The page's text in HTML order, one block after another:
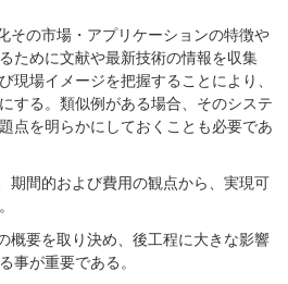
その市場・アプリケーションの特徴や
ために文献や最新技術の情報を収集
現場イメージを把握することにより、
する。類似例がある場合、そのシステ
点を明らかにしておくことも必要であ
期間的および費用の観点から、実現可
概要を取り決め、後工程に大きな影響
事が重要である。